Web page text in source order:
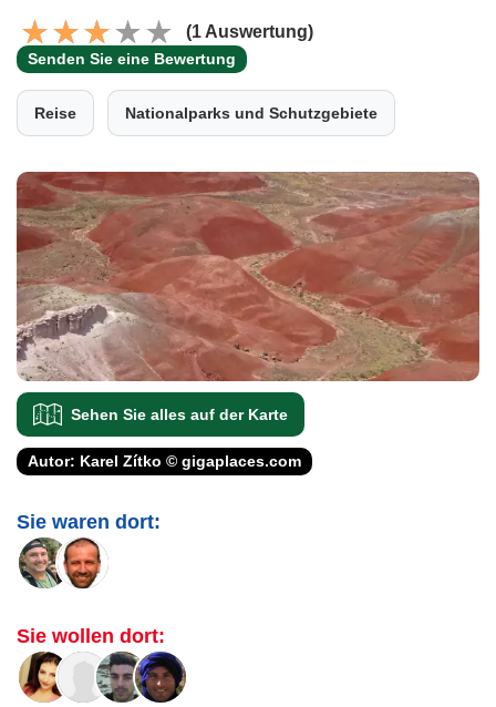
(1 Auswertung)
Senden Sie eine Bewertung
Reise Nationalparks und Schutzgebiete
Sehen Sie alles auf der Karte
Autor: Karel Zítko © gigaplaces.com
Sie waren dort:
Sie wollen dort: